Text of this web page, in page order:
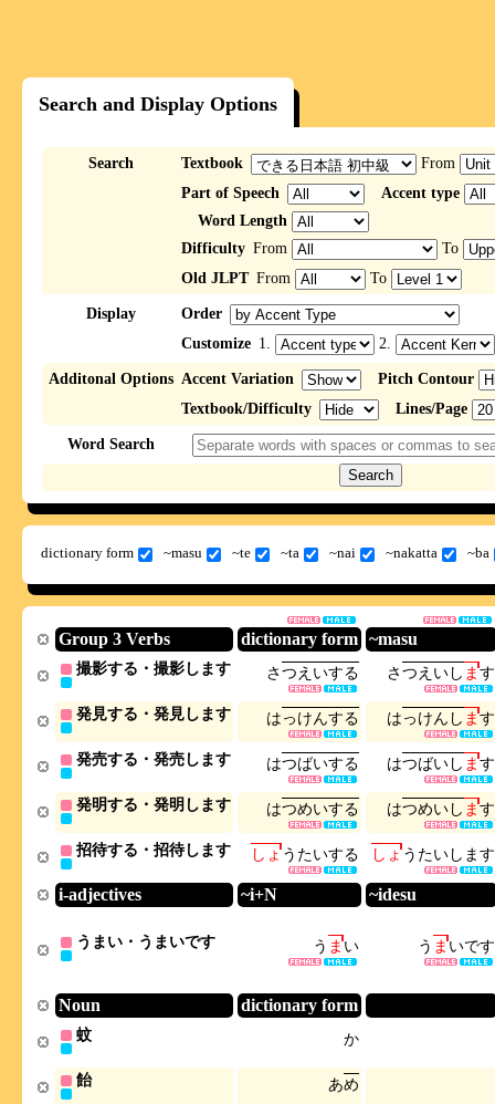
Search and Display Options
Search Textbook
From
Part of Speech
Accent type
Word Length
Difficulty From
To
Old JLPT From To
Display
Order
Customize 1. 2.
Additonal Options Accent Variation
Pitch Contour
Textbook/Difficulty
Lines/Page
Word Search
dictionary form ~masu ~te ~ta ~nai ~nakatta ~ba
Group 3 Verbs dictionary form ~masu
撮影する・撮影します さつえ いする さつえ いし ます
発見する・発見します はっけんする はっけん し ます
発売する・発売します はつばいする はつばいし ます
発明する・発明します はつめいする はつめいし ます
招待する・招待します し ょう たいする し ょう たいし ます
i-adjectives ~i+N ~idesu
うまい・うまいです う まい う まいです
Noun dictionary form
蚊 か
飴 あめ